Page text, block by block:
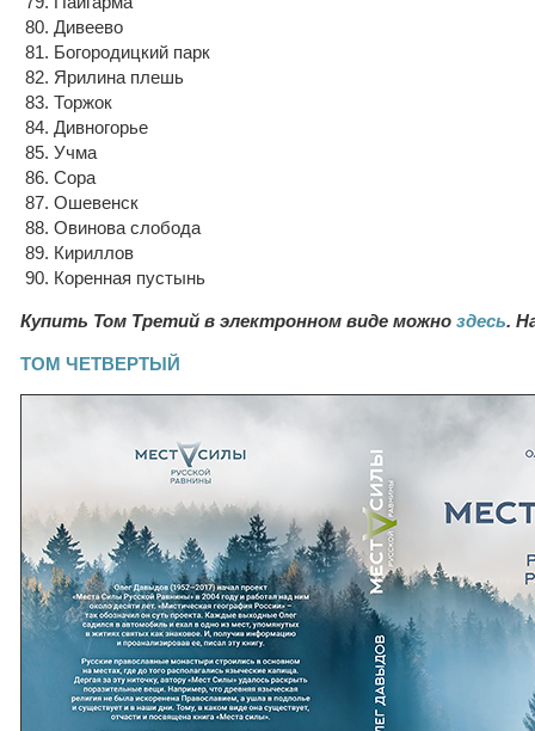
80. Дивеево
81. Богородицкий парк
82. Ярилина плешь
83. Торжок
84. Дивногорье
85. Учма
86. Сора
87. Ошевенск
88. Овинова слобода
89. Кириллов
90. Коренная пустынь
Купить Том Третий в электронном виде можно здесь.
ТОМ ЧЕТВЕРТЫЙ